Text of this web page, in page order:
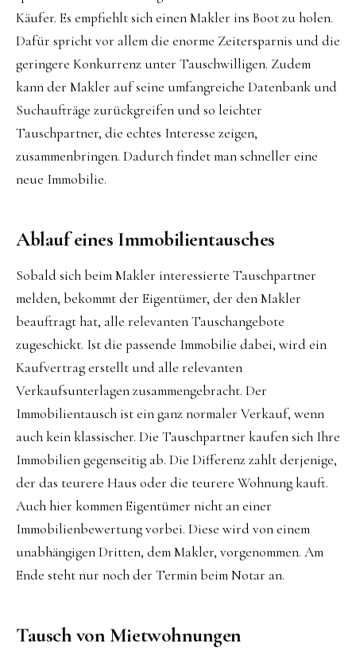
Käufer. Es empfiehlt sich einen Makler ins Boot zu holen.
Dafür spricht vor allem die enorme Zeitersparnis und die
geringere Konkurrenz unter Tauschwilligen. Zudem
kann der Makler auf seine umfangreiche Datenbank und
Suchaufträge zurückgreifen und so leichter
Tauschpartner, die echtes Interesse zeigen,
zusammenbringen. Dadurch findet man schneller eine
neue Immobilie.
Ablauf eines Immobilientausches
Sobald sich beim Makler interessierte Tauschpartner
melden, bekommt der Eigentümer, der den Makler
beauftragt hat, alle relevanten Tauschangebote
zugeschickt. Ist die passende Immobilie dabei, wird ein
Kaufvertrag erstellt und alle relevanten
Verkaufsunterlagen zusammengebracht. Der
Immobilientausch ist ein ganz normaler Verkauf, wenn
auch kein klassischer. Die Tauschpartner kaufen sich Ihre
Immobilien gegenseitig ab. Die Differenz zahlt derjenige,
der das teurere Haus oder die teurere Wohnung kauft.
Auch hier kommen Eigentümer nicht an einer
Immobilienbewertung vorbei. Diese wird von einem
unabhängigen Dritten, dem Makler, vorgenommen. Am
Ende steht nur noch der Termin beim Notar an.
Tausch von Mietwohnungen